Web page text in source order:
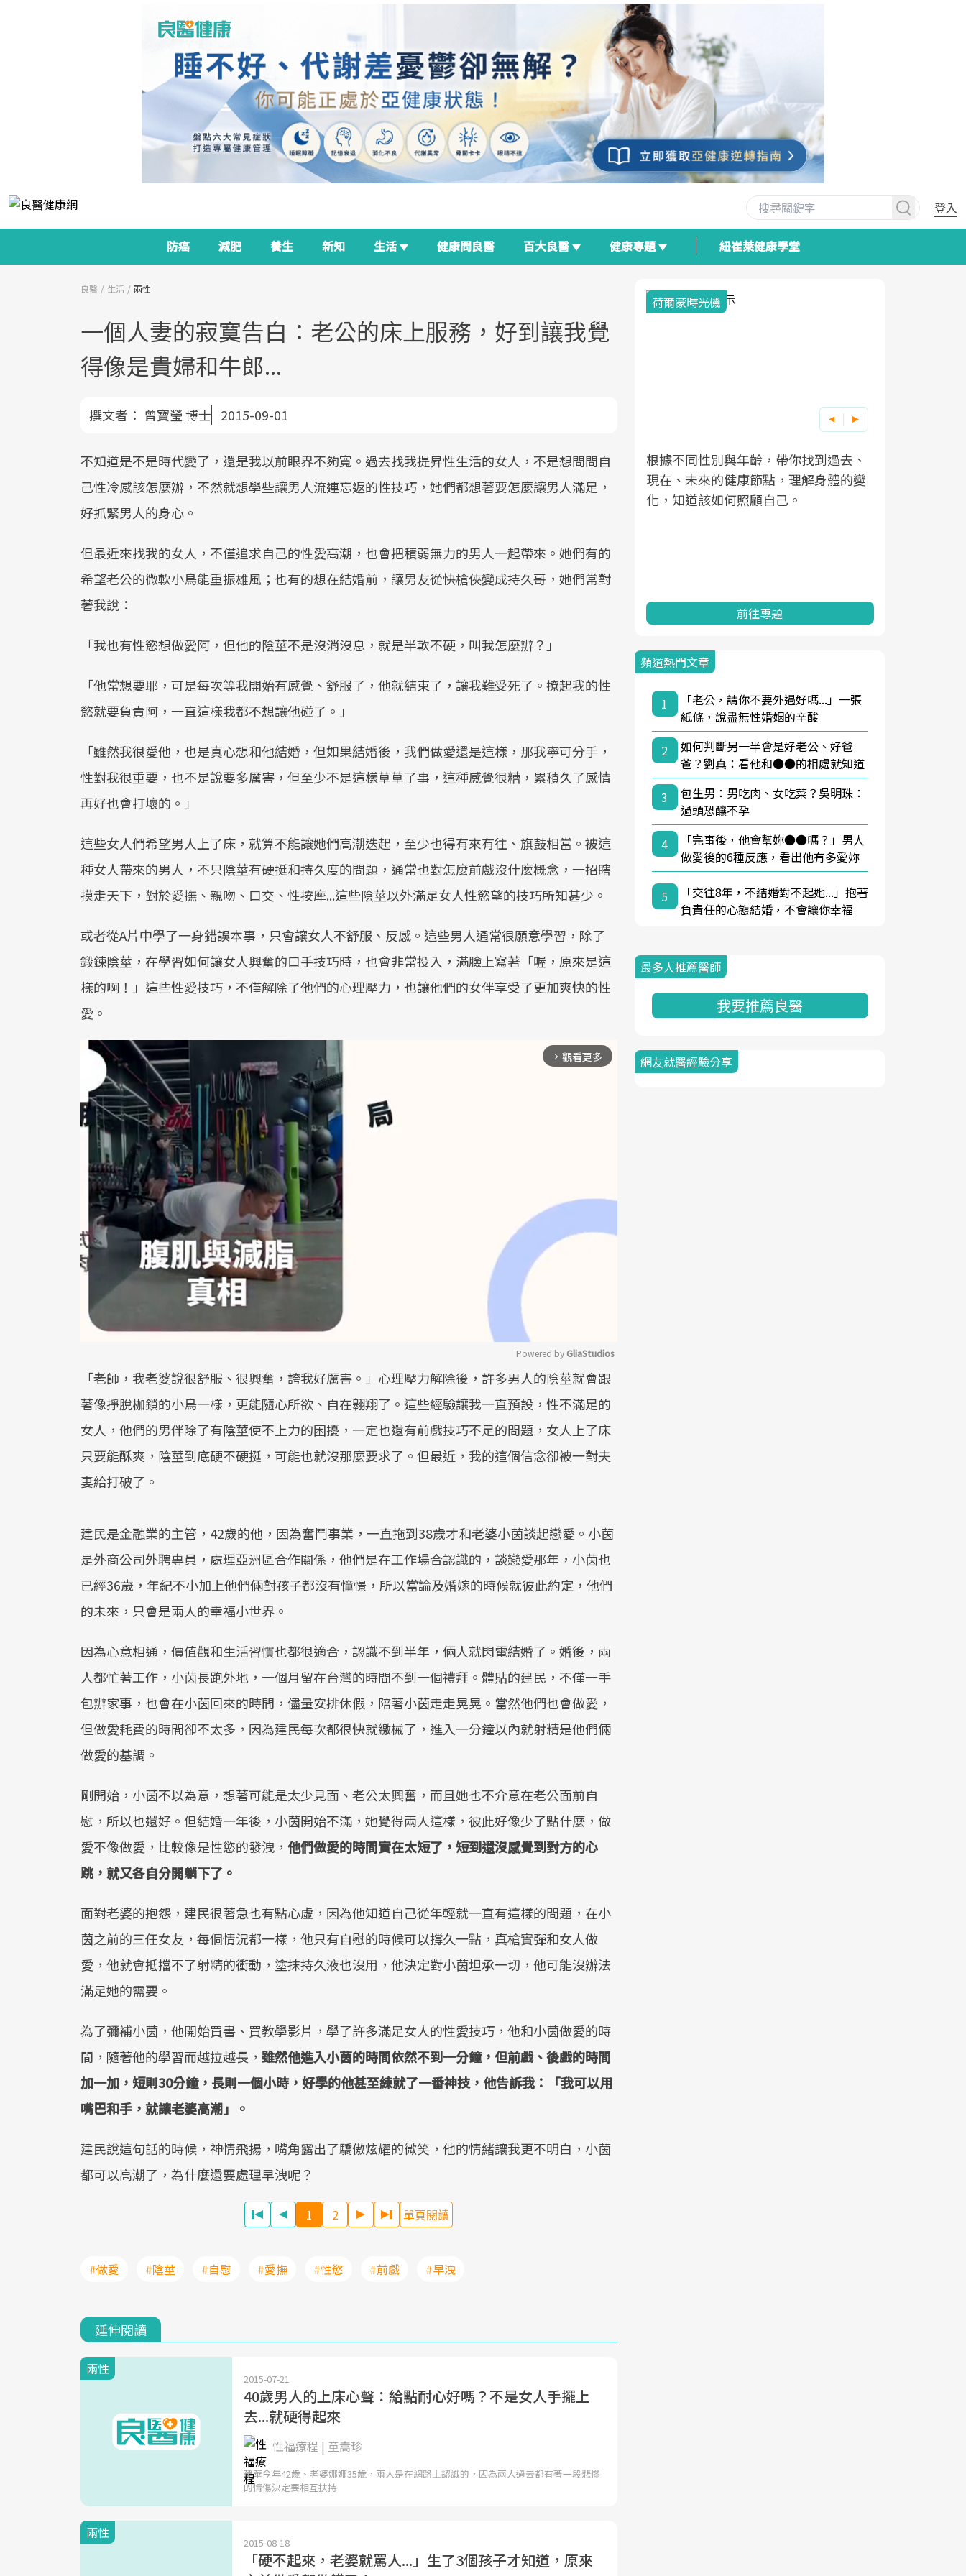
登入
防癌 減肥 養生 新知 生活 健康問良醫 百大良醫 健康專題 紐崔萊健康學堂
良醫 生活 兩性
一個人妻的寂寞告白：老公的床上服務，好到讓我覺
得像是貴婦和牛郎...
撰文者： 曾寶瑩 博士 2015-09-01
不知道是不是時代變了，還是我以前眼界不夠寬。過去找我提昇性生活的女人，不是想問問自
己性冷感該怎麼辦，不然就想學些讓男人流連忘返的性技巧，她們都想著要怎麼讓男人滿足，
好抓緊男人的身心。
但最近來找我的女人，不僅追求自己的性愛高潮，也會把積弱無力的男人一起帶來。她們有的
希望老公的微軟小鳥能重振雄風；也有的想在結婚前，讓男友從快槍俠變成持久哥，她們常對
著我說：
「我也有性慾想做愛阿，但他的陰莖不是沒消沒息，就是半軟不硬，叫我怎麼辦？」
「他常想要耶，可是每次等我開始有感覺、舒服了，他就結束了，讓我難受死了。撩起我的性
慾就要負責阿，一直這樣我都不想讓他碰了。」
「雖然我很愛他，也是真心想和他結婚，但如果結婚後，我們做愛還是這樣，那我寧可分手，
性對我很重要，也不是說要多厲害，但至少不是這樣草草了事，這種感覺很糟，累積久了感情
再好也會打壞的。」
這些女人們希望男人上了床，就算不能讓她們高潮迭起，至少也得有來有往、旗鼓相當。被這
種女人帶來的男人，不只陰莖有硬挺和持久度的問題，通常也對怎麼前戲沒什麼概念，一招瞎
摸走天下，對於愛撫、親吻、口交、性按摩...這些陰莖以外滿足女人性慾望的技巧所知甚少。
或者從A片中學了一身錯誤本事，只會讓女人不舒服、反感。這些男人通常很願意學習，除了
鍛鍊陰莖，在學習如何讓女人興奮的口手技巧時，也會非常投入，滿臉上寫著「喔，原來是這
樣的啊！」這些性愛技巧，不僅解除了他們的心理壓力，也讓他們的女伴享受了更加爽快的性
愛。
arrow_forward_ios 觀看更多
Mute
Powered by GliaStudios
「老師，我老婆說很舒服、很興奮，誇我好厲害。」心理壓力解除後，許多男人的陰莖就會跟
著像掙脫枷鎖的小鳥一樣，更能隨心所欲、自在翱翔了。這些經驗讓我一直預設，性不滿足的
女人，他們的男伴除了有陰莖使不上力的困擾，一定也還有前戲技巧不足的問題，女人上了床
只要能酥爽，陰莖到底硬不硬挺，可能也就沒那麼要求了。但最近，我的這個信念卻被一對夫
妻給打破了。
建民是金融業的主管，42歲的他，因為奮鬥事業，一直拖到38歲才和老婆小茵談起戀愛。小茵
是外商公司外聘專員，處理亞洲區合作關係，他們是在工作場合認識的，談戀愛那年，小茵也
已經36歲，年紀不小加上他們倆對孩子都沒有憧憬，所以當論及婚嫁的時候就彼此約定，他們
的未來，只會是兩人的幸福小世界。
因為心意相通，價值觀和生活習慣也都很適合，認識不到半年，倆人就閃電結婚了。婚後，兩
人都忙著工作，小茵長跑外地，一個月留在台灣的時間不到一個禮拜。體貼的建民，不僅一手
包辦家事，也會在小茵回來的時間，儘量安排休假，陪著小茵走走晃晃。當然他們也會做愛，
但做愛耗費的時間卻不太多，因為建民每次都很快就繳械了，進入一分鐘以內就射精是他們倆
做愛的基調。
剛開始，小茵不以為意，想著可能是太少見面、老公太興奮，而且她也不介意在老公面前自
慰，所以也還好。但結婚一年後，小茵開始不滿，她覺得兩人這樣，彼此好像少了點什麼，做
愛不像做愛，比較像是性慾的發洩， 他們做愛的時間實在太短了，短到還沒感覺到對方的心
跳，就又各自分開躺下了。
面對老婆的抱怨，建民很著急也有點心虛，因為他知道自己從年輕就一直有這樣的問題，在小
茵之前的三任女友，每個情況都一樣，他只有自慰的時候可以撐久一點，真槍實彈和女人做
愛，他就會抵擋不了射精的衝動，塗抹持久液也沒用，他決定對小茵坦承一切，他可能沒辦法
滿足她的需要。
為了彌補小茵，他開始買書、買教學影片，學了許多滿足女人的性愛技巧，他和小茵做愛的時
間，隨著他的學習而越拉越長， 雖然他進入小茵的時間依然不到一分鐘，但前戲、後戲的時間
加一加，短則30分鐘，長則一個小時，好學的他甚至練就了一番神技，他告訴我：「我可以用
嘴巴和手，就讓老婆高潮」。
建民說這句話的時候，神情飛揚，嘴角露出了驕傲炫耀的微笑，他的情緒讓我更不明白，小茵
都可以高潮了，為什麼還要處理早洩呢？
1 2 單頁閱讀
#做愛 #陰莖 #自慰 #愛撫 #性慾 #前戲 #早洩
延伸閱讀
兩性
2015-07-21
40歲男人的上床心聲：給點耐心好嗎？不是女人手擺上
去...就硬得起來
性福療程 | 童嵩珍
建華今年42歲、老婆娜娜35歲，兩人是在網路上認識的，因為兩人過去都有著一段悲慘
的情傷決定要相互扶持
兩性
2015-08-18
「硬不起來，老婆就罵人...」生了3個孩子才知道，原來
面對超高齡社會的浪潮，台灣正在快速
邁向「健康照護」的新時代。隨著國家
政策如「健康台灣推動委員會」與「長
療院所的服務，更是民眾了解自身健康
狀況、啟動健康管理的重要起點。
2025年，就到良醫生活祭體驗「一站式
健康新生活」，從講座、體驗到運動，
全面啟動你的健康革命！
良醫健康網從「換季的身體變化」出
發，透過醫學觀點與日常感受的對話，
建立對亞健康的認知，進而引導實際的
荷爾蒙時光機
根據不同性別與年齡，帶你找到過去、
現在、未來的健康節點，理解身體的變
化，知道該如何照顧自己。
前往專題
頻道熱門文章
1
「老公，請你不要外遇好嗎...」一張
紙條，說盡無性婚姻的辛酸
2
如何判斷另一半會是好老公、好爸
爸？劉真：看他和●●的相處就知道
3
包生男：男吃肉、女吃菜？吳明珠：
過頭恐釀不孕
4
「完事後，他會幫妳●●嗎？」男人
做愛後的6種反應，看出他有多愛妳
5
「交往8年，不結婚對不起她...」抱著
負責任的心態結婚，不會讓你幸福
最多人推薦醫師
我要推薦良醫
網友就醫經驗分享